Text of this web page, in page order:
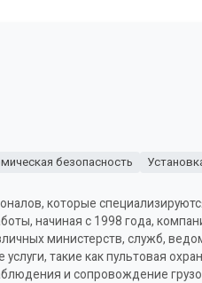
безопасность
которые
начиная с 1998 года,
министерств, служб,
такие как пультовая
и сопровождение